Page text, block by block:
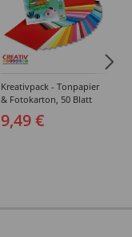
Kreativpack - Tonpapier
& Fotokarton, 50 Blatt
9,49 €